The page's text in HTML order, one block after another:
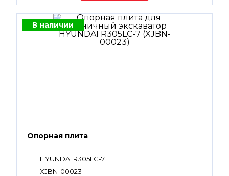
В наличии
Опорная плита
HYUNDAI R305LC-7
XJBN-00023